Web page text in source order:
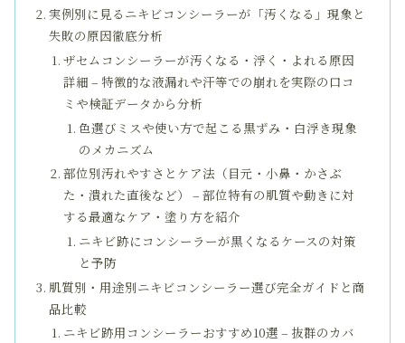
実例別に見るニキビコンシーラーが「汚くなる」現象と
失敗の原因徹底分析
ザセムコンシーラーが汚くなる・浮く・よれる原因
詳細 – 特徴的な液漏れや汗等での崩れを実際の口コ
ミや検証データから分析
色選びミスや使い方で起こる黒ずみ・白浮き現象
のメカニズム
部位別汚れやすさとケア法（目元・小鼻・かさぶ
た・潰れた直後など） – 部位特有の肌質や動きに対
する最適なケア・塗り方を紹介
ニキビ跡にコンシーラーが黒くなるケースの対策
と予防
肌質別・用途別ニキビコンシーラー選び完全ガイドと商
品比較
ニキビ跡用コンシーラーおすすめ10選 – 抜群のカバ